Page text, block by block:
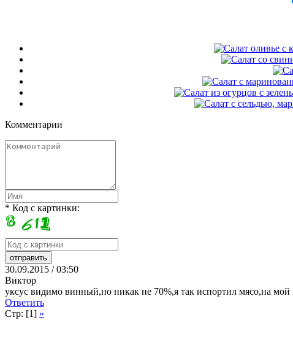
Комментарии
* Код с картинки:
30.09.2015 / 03:50
Виктор
уксус видимо винный,но никак не 70%,я так испортил мясо,на
Ответить
Стр: [1] »